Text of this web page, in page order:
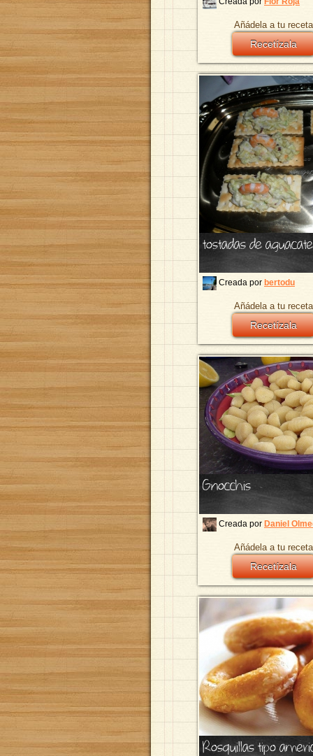
Añádela a tu
Recetízala
tostadas de
Creada por bertodu
Añádela a tu
Recetízala
Gnocchis
Creada por Daniel
Añádela a tu
Recetízala
Rosquillas tipo